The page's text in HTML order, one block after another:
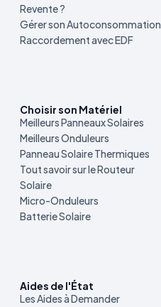
Revente ?
Gérer son Autoconsommation
Raccordement avec EDF
Choisir son Matériel
Meilleurs Panneaux Solaires
Meilleurs Onduleurs
Panneau Solaire Thermiques
Tout savoir sur le Routeur
Solaire
Micro-Onduleurs
Batterie Solaire
Aides de l'État
Les Aides à Demander